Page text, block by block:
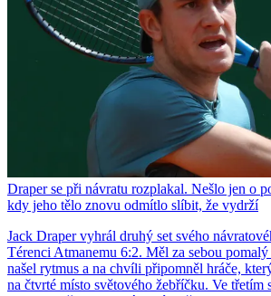
Draper se při návratu rozplakal. Nešlo jen o
kdy jeho tělo znovu odmítlo slíbit, že vydrží
Jack Draper vyhrál druhý set svého
Térenci Atmanemu 6:2. Měl za sebou pomalý
našel rytmus a na chvíli připomněl hráče,
na čtvrté místo světového žebříčku. Ve třetím